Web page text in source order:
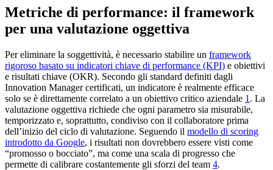
Metriche di performance: il framework
per una valutazione oggettiva
Per eliminare la soggettività, è necessario stabilire un framework
rigoroso basato su indicatori chiave di performance (KPI) e obiettivi
e risultati chiave (OKR). Secondo gli standard definiti dagli
Innovation Manager certificati, un indicatore è realmente efficace
solo se è direttamente correlato a un obiettivo critico aziendale 1 . La
valutazione oggettiva richiede che ogni parametro sia misurabile,
temporizzato e, soprattutto, condiviso con il collaboratore prima
dell’inizio del ciclo di valutazione. Seguendo il modello di scoring
introdotto da Google, i risultati non dovrebbero essere visti come
“promosso o bocciato”, ma come una scala di progresso che
permette di calibrare costantemente gli sforzi del team 4.